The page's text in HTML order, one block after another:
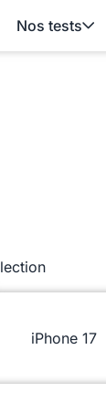
Nos tests
iPhone 17